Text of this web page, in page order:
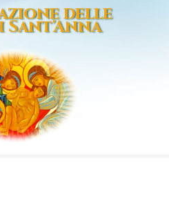
delle
Sant'Anna